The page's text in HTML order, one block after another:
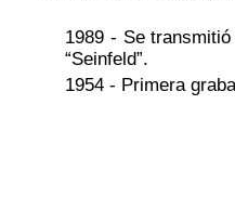
1989 - Se
“Seinfeld”.
1954 - Primera